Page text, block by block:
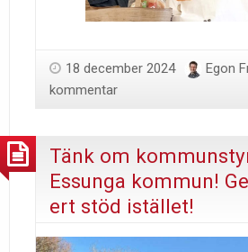
18 december 2024 Egon
kommentar
Tänk om
Essunga kommun!
ert stöd istället!